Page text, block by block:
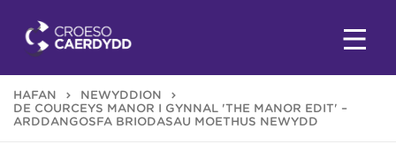
HAFAN
NEWYDDION
DE COURCEYS MANOR I GYNNAL 'THE MANOR EDIT' –
ARDDANGOSFA BRIODASAU MOETHUS NEWYDD